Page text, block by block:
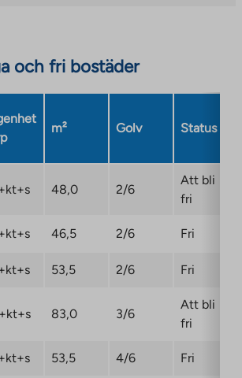
in
a
new
och fri bostäder
m² Golv Status
48,0 2/6
Att bli
fri
46,5 2/6 Fri
53,5 2/6 Fri
83,0 3/6
Att bli
fri
53,5 4/6 Fri